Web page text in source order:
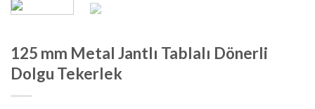
125 mm Metal Jantlı Tablalı Dönerli
Dolgu Tekerlek